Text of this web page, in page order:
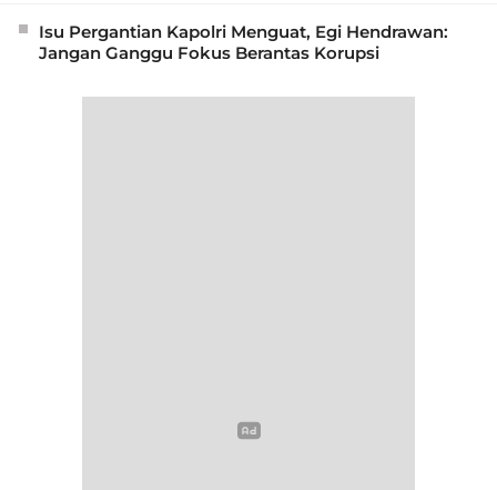
Isu Pergantian Kapolri Menguat, Egi Hendrawan:
Jangan Ganggu Fokus Berantas Korupsi